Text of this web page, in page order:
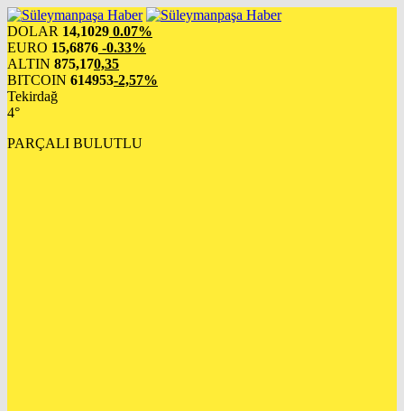
DOLAR 14,1029 0.07%
EURO 15,6876 -0.33%
ALTIN 875,170,35
BITCOIN 614953-2,57%
Tekirdağ
4°
PARÇALI BULUTLU